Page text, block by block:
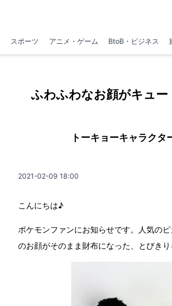
スポーツ アニメ・ゲーム BtoB・ビジネス
ふわふわなお顔がキュ
トーキョーキャラクタ
2021-02-09 18:00
こんにちは♪
ポケモンファンにお知らせです。人気の
のお顔がそのまま財布になった、とびきり